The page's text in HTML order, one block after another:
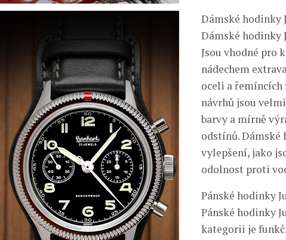
Dámské hodinky
Dámské hodinky
Jsou vhodné pro
nádechem
oceli a řemíncích
návrhů jsou
barvy a mírně
odstínů. Dámské
vylepšení, jako
odolnost proti
Pánské hodinky
Pánské hodinky
kategorii je